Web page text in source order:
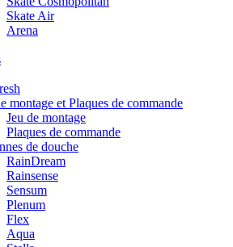
Skate Air
Arena
montage et Plaques de commande
Jeu de montage
Plaques de commande
de douche
RainDream
Rainsense
Sensum
Plenum
Flex
Aqua